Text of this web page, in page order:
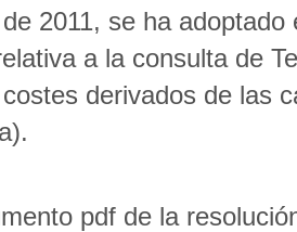
2011, se ha
a la consulta de
derivados de las
pdf de la